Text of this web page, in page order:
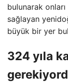
bulunarak
sağlayan
büyük bir yer
324 yıla